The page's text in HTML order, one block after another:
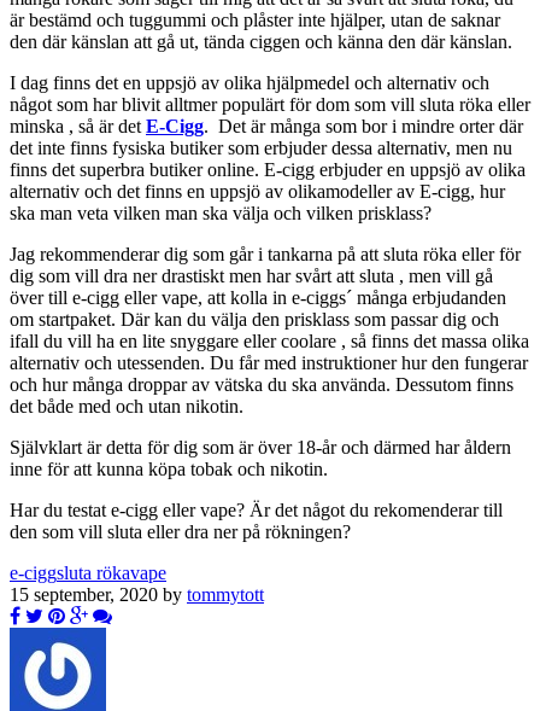
är bestämd och tuggummi och plåster inte hjälper, utan de saknar
den där känslan att gå ut, tända ciggen och känna den där känslan.
I dag finns det en uppsjö av olika hjälpmedel och alternativ och
något som har blivit alltmer populärt för dom som vill sluta röka eller
minska , så är detE-Cigg. Det är många som bor i mindre orter där
det inte finns fysiska butiker som erbjuder dessa alternativ, men nu
finns det superbra butiker online. E-cigg erbjuder en uppsjö av olika
alternativ och det finns en uppsjö av olikamodeller av E-cigg, hur
ska man veta vilken man ska välja och vilken prisklass?
Jag rekommenderar dig som går i tankarna på att sluta röka eller för
dig som vill dra ner drastiskt men har svårt att sluta , men vill gå
över till e-cigg eller vape, att kolla in e-ciggs´ många erbjudanden
om startpaket. Där kan du välja den prisklass som passar dig och
ifall du vill ha en lite snyggare eller coolare , så finns det massa olika
alternativ och utessenden. Du får med instruktioner hur den fungerar
och hur många droppar av vätska du ska använda. Dessutom finns
det både med och utan nikotin.
Självklart är detta för dig som är över 18-år och därmed har åldern
inne för att kunna köpa tobak och nikotin.
Har du testat e-cigg eller vape? Är det något du rekomenderar till
den som vill sluta eller dra ner på rökningen?
e-ciggsluta rökavape
15 september, 2020 by tommytott